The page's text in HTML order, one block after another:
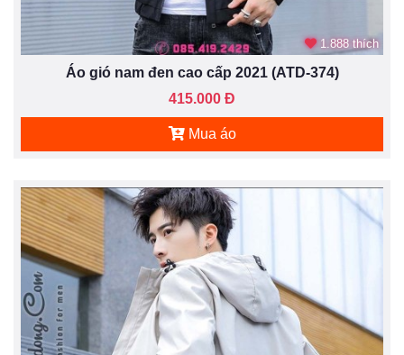
1.888 thích
Áo gió nam đen cao cấp 2021 (ATD-374)
415.000 Đ
Mua áo